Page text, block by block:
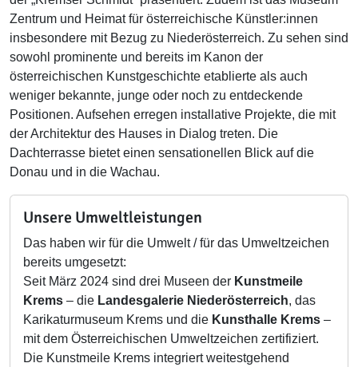
Zentrum und Heimat für österreichische Künstler:innen
insbesondere mit Bezug zu Niederösterreich. Zu sehen sind
sowohl prominente und bereits im Kanon der
österreichischen Kunstgeschichte etablierte als auch
weniger bekannte, junge oder noch zu entdeckende
Positionen. Aufsehen erregen installative Projekte, die mit
der Architektur des Hauses in Dialog treten. Die
Dachterrasse bietet einen sensationellen Blick auf die
Donau und in die Wachau.
Unsere Umweltleistungen
Das haben wir für die Umwelt / für das Umweltzeichen
bereits umgesetzt:
Seit März 2024 sind drei Museen der Kunstmeile
Krems – die Landesgalerie Niederösterreich, das
Karikaturmuseum Krems und die Kunsthalle Krems –
mit dem Österreichischen Umweltzeichen zertifiziert.
Die Kunstmeile Krems integriert weitestgehend